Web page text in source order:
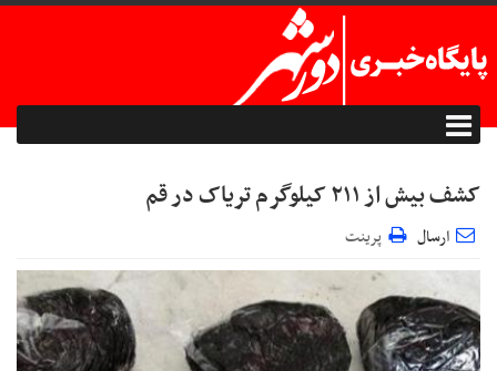
کشف بیش از ۲۱۱ کیلوگرم تریاک در قم
ارسال پرینت